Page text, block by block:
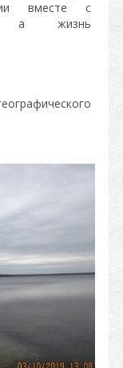
вместе с
а жизнь